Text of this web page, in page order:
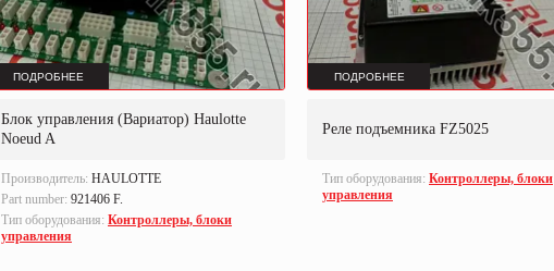
ПОДРОБНЕЕ
Блок управления (Вариатор) Haulotte
Noeud A
Производитель: HAULOTTE
Part number: 921406 F.
Тип оборудования: Контроллеры, блоки
управления
ПОДРОБНЕЕ
Реле подъемника FZ5025
Тип оборудования: Контроллеры, блоки
управления